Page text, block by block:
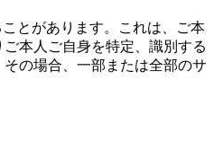
とがあります。これは、ご本
本人ご自身を特定、識別する
の場合、一部または全部のサ